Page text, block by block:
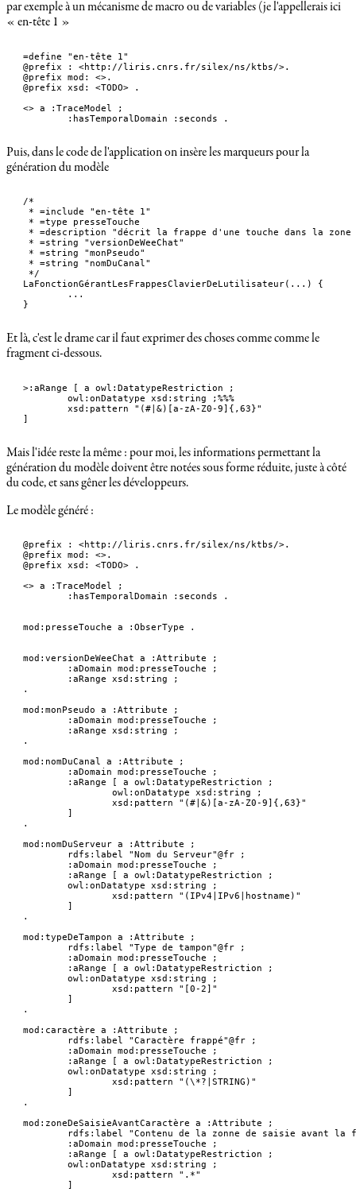
par exemple à un mécanisme de macro ou de variables (je l'appellerais ici
« en-tête 1 »
=define "en-tête 1"
@prefix : <http://liris.cnrs.fr/silex/ns/ktbs/>.
@prefix mod: <>.
@prefix xsd: <TODO> .
<> a :TraceModel ;
	:hasTemporalDomain :seconds .
Puis, dans le code de l'application on insère les marqueurs pour la
génération du modèle
/*
* =include "en-tête 1"
* =type presseTouche
* =description "décrit la frappe d'une touche dans la
* =string "versionDeWeeChat"
* =string "monPseudo"
* =string "nomDuCanal"
*/
LaFonctionGérantLesFrappesClavierDeLutilisateur(...) {
}
Et là, c'est le drame car il faut exprimer des choses comme comme le
fragment ci-dessous.
>:aRange [ a owl:DatatypeRestriction ;
	owl:onDatatype xsd:string ;%%%
	xsd:pattern "(#|&)[a-zA-Z0-9]{,63}"
]
Mais l'idée reste la même : pour moi, les informations permettant la
génération du modèle doivent être notées sous forme réduite, juste à côté
du code, et sans gêner les développeurs.
Le modèle généré :
@prefix : <http://liris.cnrs.fr/silex/ns/ktbs/>.
@prefix mod: <>.
@prefix xsd: <TODO> .
<> a :TraceModel ;
mod:presseTouche a :ObserType .
mod:versionDeWeeChat a :Attribute ;
.
mod:monPseudo a :Attribute ;
.
mod:nomDuCanal a :Attribute ;
		owl:onDatatype xsd:string ;
		xsd:pattern "(#|&)[a-zA-Z0-9]{,63}"
.
mod:nomDuServeur a :Attribute ;
	owl:onDatatype xsd:string ;
		xsd:pattern "(IPv4|IPv6|hostname)"
.
mod:typeDeTampon a :Attribute ;
	owl:onDatatype xsd:string ;
		xsd:pattern "[0-2]"
.
mod:caractère a :Attribute ;
	owl:onDatatype xsd:string ;
		xsd:pattern "(\*?|STRING)"
.
mod:zoneDeSaisieAvantCaractère a :Attribute ;
	owl:onDatatype xsd:string ;
		xsd:pattern ".*"